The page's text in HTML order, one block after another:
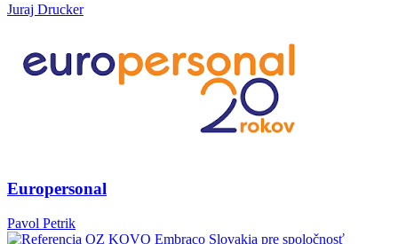
Juraj Drucker
Europersonal
Pavol Petrik